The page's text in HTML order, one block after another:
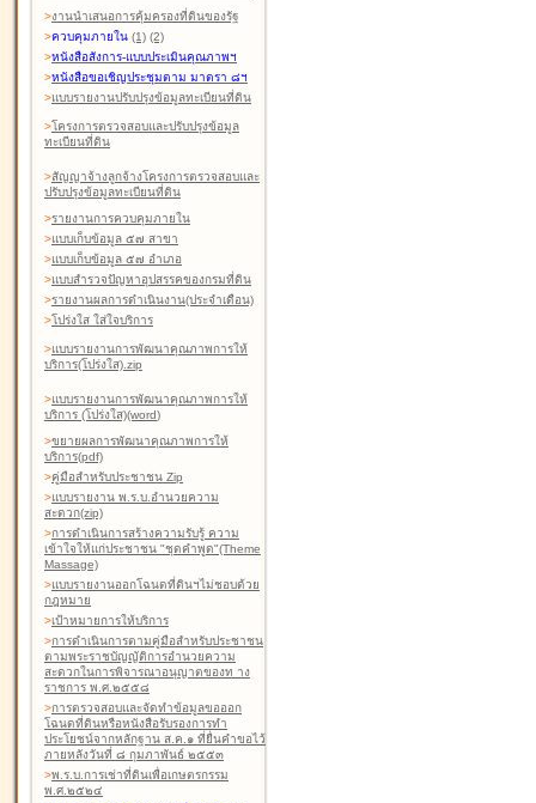
>งานนำเสนอการคุ้มครองที่ดินของรัฐ
>ควบคุมภายใน (1) (2)
>หนังสือสังการ-แบบประเมินคุณภาพฯ
>หนังสือขอเชิญประชุมตาม มาตรา ๘ฯ
>แบบรายงานปรับปรุงข้อมูลทะเบียนที่ดิน
>โครงการตรวจสอบและปรับปรุงข้อมูล
ทะเบียนที่ดิน
>สัญญาจ้างลูกจ้างโครงการตรวจสอบและ
ปรับปรุงข้อมูลทะเบียนที่ดิน
>รายงานการควบคุมภายใน
>แบบเก็บข้อมูล ๕๗ สาขา
>แบบเก็บข้อมูล ๕๗ อำเภอ
>แบบสำรวจปัญหาอุปสรรคของกรมที่ดิน
>รายงานผลการดำเนินงาน(ประจำเดือน)
>โปร่งใส ใส่ใจบริการ
>แบบรายงานการพัฒนาคุณภาพการให้
บริการ(โปร่งใส).zip
>แบบรายงานการพัฒนาคุณภาพการให้
บริการ (โปร่งใส)(word)
>ขยายผลการพัฒนาคุณภาพการให้
บริการ(pdf)
>คู่มือสำหรับประชาชน Zip
>แบบรายงาน พ.ร.บ.อำนวยความ
สะดวก(zip)
>การดำเนินการสร้างความรับรู้ ความ
เข้าใจให้แก่ประชาชน "ชุดคำพูด"(Theme
Massage)
>แบบรายงานออกโฉนดที่ดินฯไม่ชอบด้วย
กฎหมาย
>เป้าหมายการให้บริการ
>การดำเนินการตามคู่มือสำหรับประชาชน
ตามพระราชบัญญัติการอำนวยความ
สะดวกในการพิจารณาอนุญาตของท าง
ราชการ พ.ศ.๒๕๕๘
>การตรวจสอบและจัดทำข้อมูลขอออก
โฉนดที่ดินหรือหนังสือรับรองการทำ
ประโยชน์จากหลักฐาน ส.ค.๑ ที่ยื่นคำขอไว้
ภายหลังวันที่ ๘ กุมภาพันธ์ ๒๕๕๓
>พ.ร.บ.การเช่าที่ดินเพื่อเกษตรกรรม
พ.ศ.๒๕๒๔